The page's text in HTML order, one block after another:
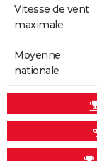
Vitesse de vent
maximale
Moyenne
nationale